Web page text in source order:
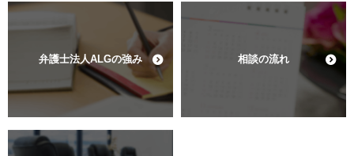
弁護士法人ALGの強み 相談の流れ